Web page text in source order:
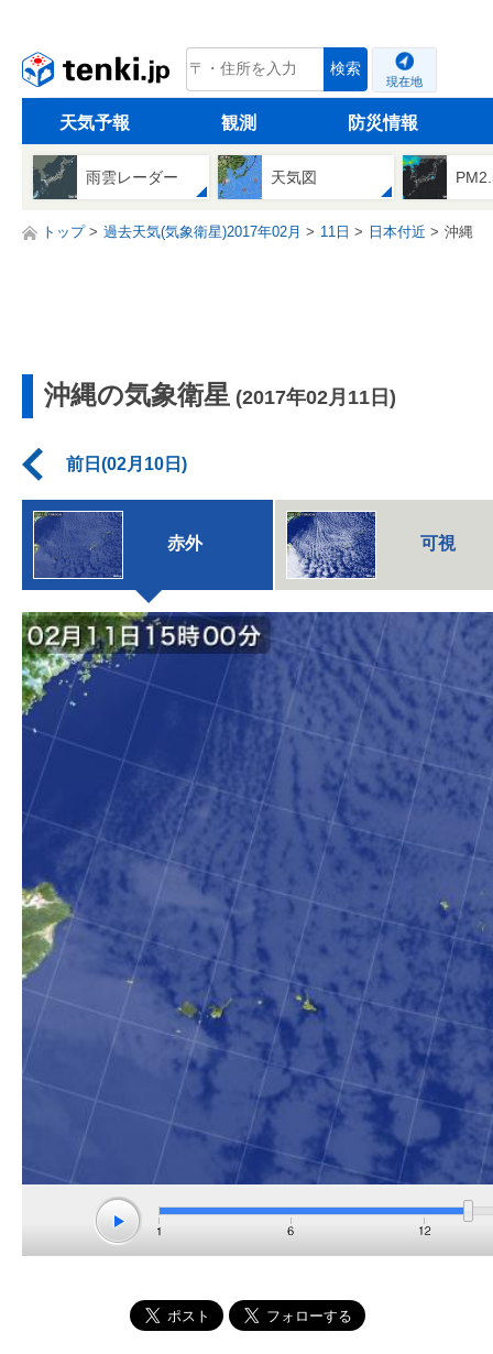
tenki.jp 検索
現在地
天気予報 観測 防災情報
雨雲レーダー 天気図
トップ 過去天気(気象衛星)2017年02月 11日 日本付近 沖縄
沖縄の気象衛星 (2017年02月11日)
前日(02月10日)
赤外 可視